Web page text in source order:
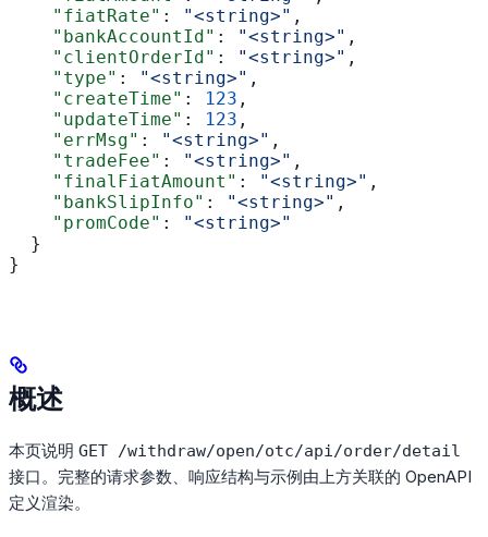
    "fiatRate"
: "<string>" ,
    "bankAccountId"
: "<string>" ,
    "clientOrderId"
: "<string>" ,
    "type"
: "<string>" ,
    "createTime"
: 123 ,
    "updateTime"
: 123 ,
    "errMsg"
: "<string>" ,
    "tradeFee"
: "<string>" ,
    "finalFiatAmount"
: "<string>" ,
    "bankSlipInfo"
: "<string>" ,
    "promCode"
:
"<string>"
  }
}
概述
本页说明 GET /withdraw/open/otc/api/order/detail
接口。完整的请求参数、响应结构与示例由上方关联的 OpenAPI
定义渲染。